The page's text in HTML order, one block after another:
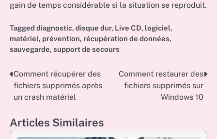
gain de temps considérable si la situation se reproduit.
Tagged diagnostic, disque dur, Live CD, logiciel,
matériel, prévention, récupération de données,
sauvegarde, support de secours
Post
navigation
Comment récupérer des
fichiers supprimés après
un crash matériel
Comment restaurer des
fichiers supprimés sur
Windows 10
Articles Similaires